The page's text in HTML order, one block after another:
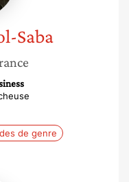
Saba
de genre